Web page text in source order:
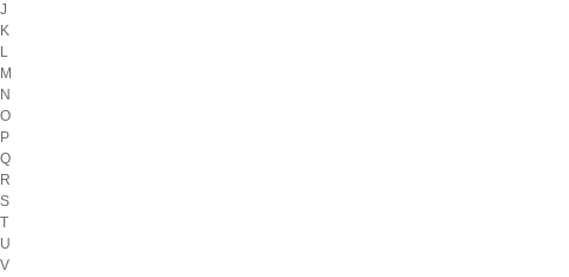
J
K
L
M
N
O
P
Q
R
S
T
U
V